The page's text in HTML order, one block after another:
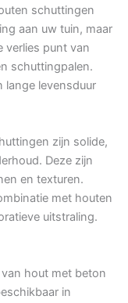
schuttingen
aan uw tuin, maar
verlies punt van
schuttingpalen.
lange levensduur
zijn solide,
Deze zijn
en texturen.
met houten
uitstraling.
hout met beton
in